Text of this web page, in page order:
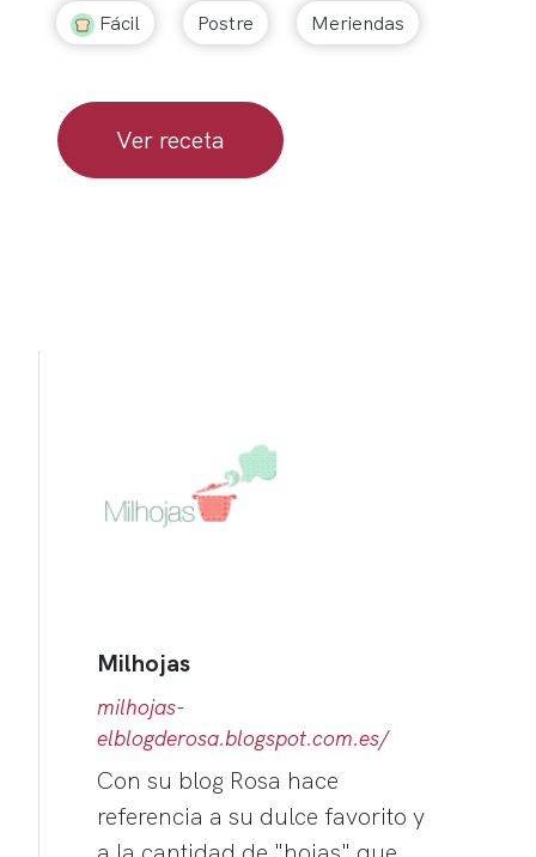
Fácil Postre Meriendas
Ver receta
Milhojas
milhojas-
elblogderosa.blogspot.com.es/
Con su blog Rosa hace
referencia a su dulce favorito y